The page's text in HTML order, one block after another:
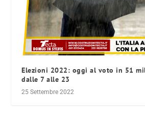
Elezioni 2022: oggi al voto in 51
dalle 7 alle 23
25 Settembre 2022